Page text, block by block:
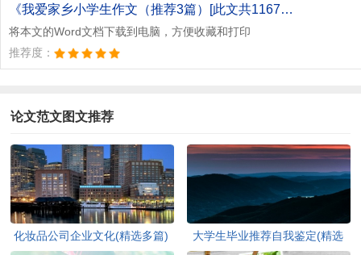
《我爱家乡小学生作文（推荐3篇）[此文共1167字].doc》
将本文的Word文档下载到电脑，方便收藏和打印
推荐度：
论文范文图文推荐
化妆品公司企业文化(精选多篇)
大学生毕业推荐自我鉴定(精选